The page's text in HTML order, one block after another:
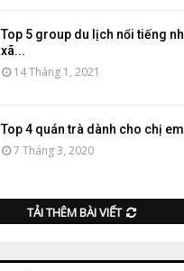
Top 5 group du lịch nổi tiếng
xã...
14 Tháng 1, 2021
Top 4 quán trà dành cho chị
7 Tháng 3, 2020
TẢI THÊM BÀI VIẾT